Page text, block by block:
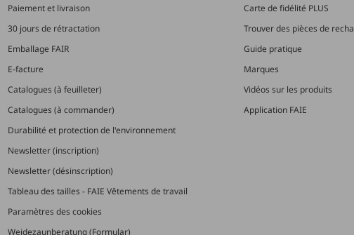
Paiement et livraison
30 jours de rétractation
Emballage FAIR
E-facture
Catalogues (à feuilleter)
Catalogues (à commander)
Durabilité et protection de l'environnement
Newsletter (inscription)
Newsletter (désinscription)
Tableau des tailles - FAIE Vêtements de travail
Paramètres des cookies
Weidezaunberatung (Formular)
Carte de fidélité PLUS
Trouver des pièces de
Guide pratique
Marques
Vidéos sur les produits
Application FAIE